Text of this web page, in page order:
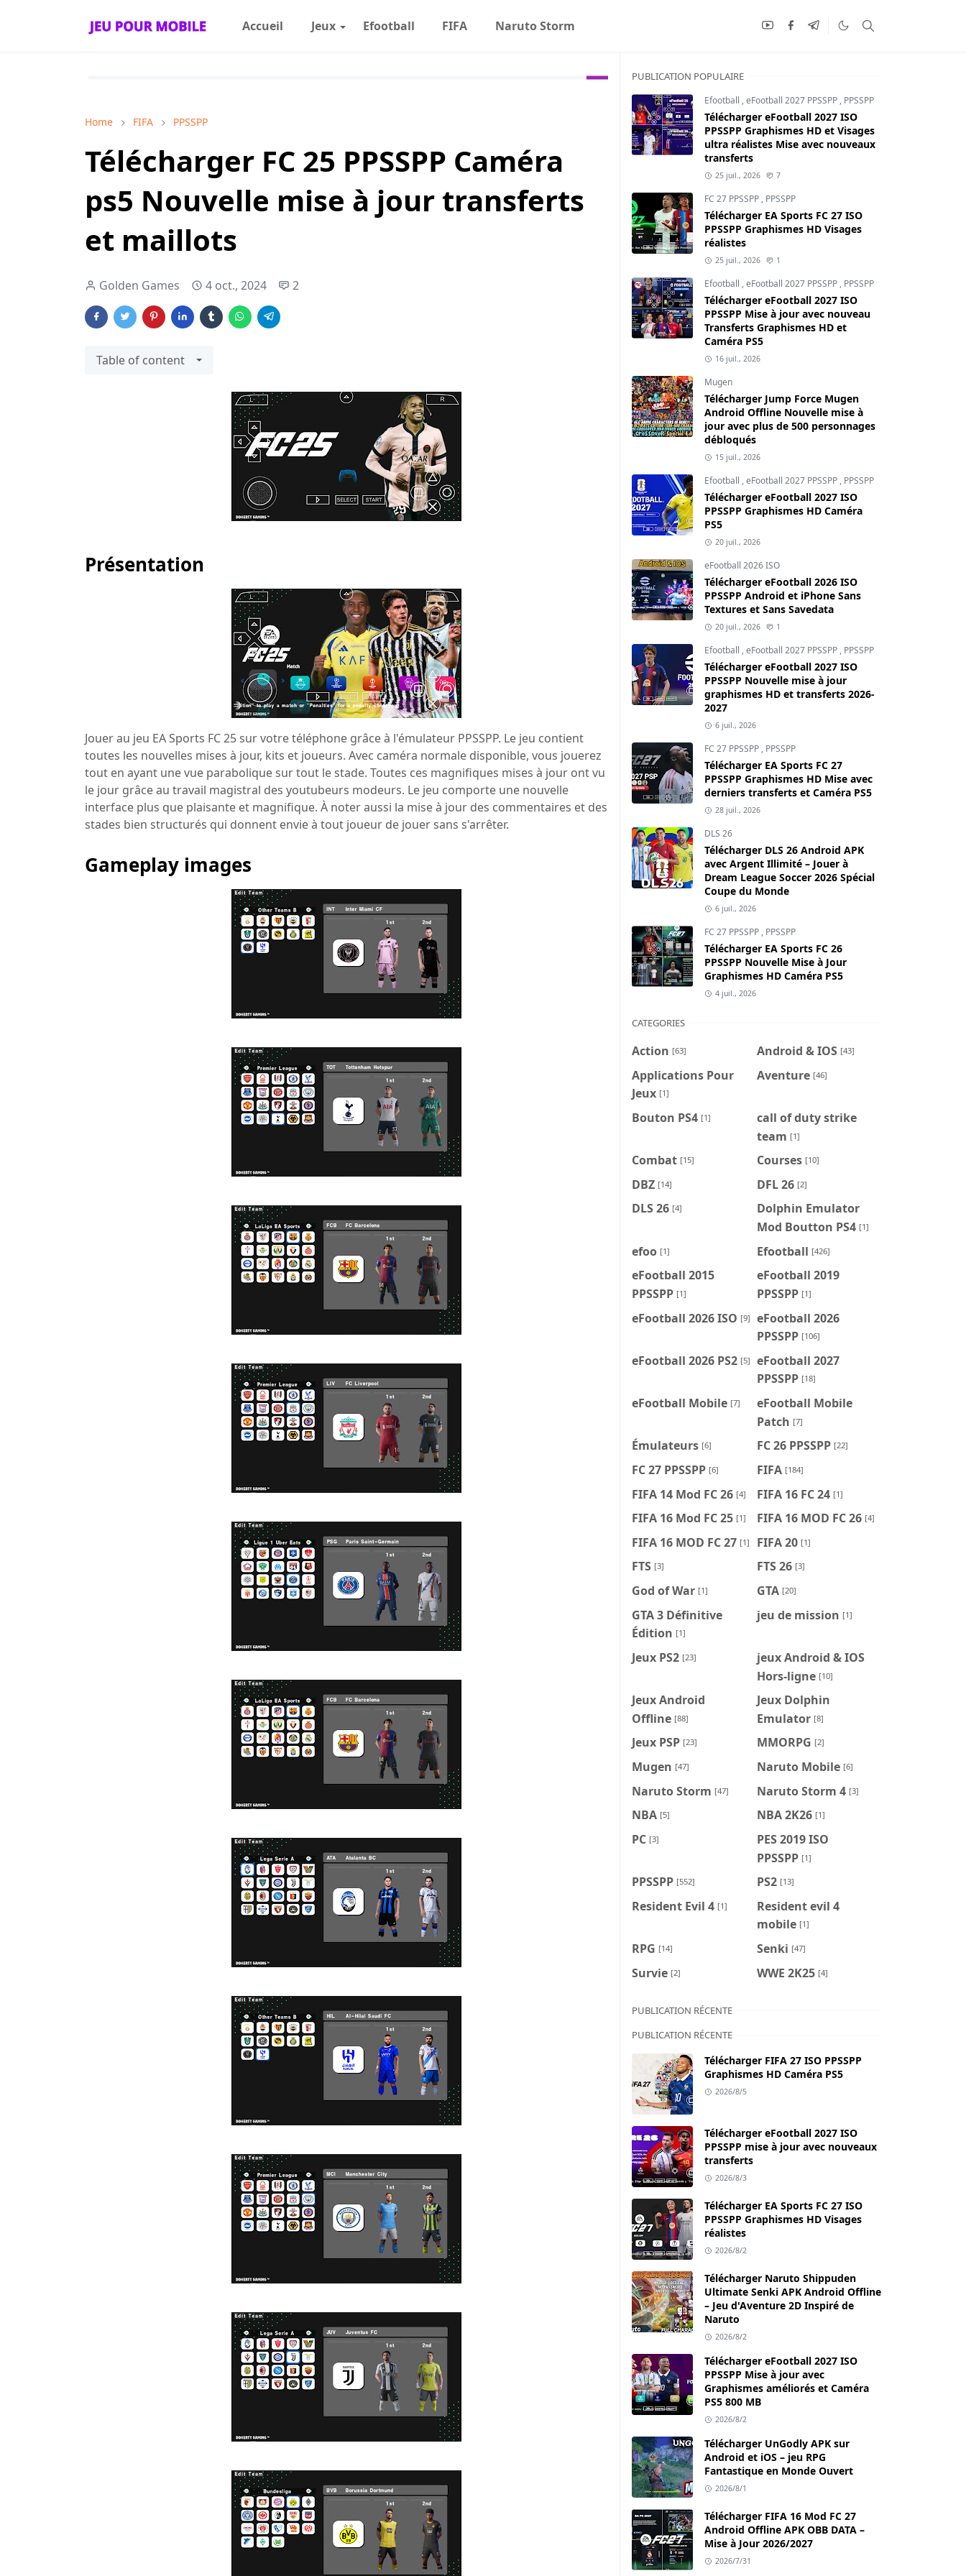
Accueil Jeux Efootball FIFA Naruto Storm
Home FIFA PPSSPP
Télécharger FC 25 PPSSPP Caméra
ps5 Nouvelle mise à jour transferts
et maillots
Golden Games 4 oct., 2024 2
Table of content
Présentation
Jouer au jeu EA Sports FC 25 sur votre téléphone grâce à l'émulateur PPSSPP. Le jeu contient
toutes les nouvelles mises à jour, kits et joueurs. Avec caméra normale disponible, vous jouerez
tout en ayant une vue parabolique sur tout le stade. Toutes ces magnifiques mises à jour ont vu
le jour grâce au travail magistral des youtubeurs modeurs. Le jeu comporte une nouvelle
interface plus que plaisante et magnifique. À noter aussi la mise à jour des commentaires et des
stades bien structurés qui donnent envie à tout joueur de jouer sans s'arrêter.
Gameplay images
PUBLICATION POPULAIRE
Efootball ,eFootball 2027 PPSSPP , PPSSPP
Télécharger eFootball 2027 ISO
PPSSPP Graphismes HD et Visages
ultra réalistes Mise avec nouveaux
transferts
25 juil., 2026 7
FC 27 PPSSPP , PPSSPP
Télécharger EA Sports FC 27 ISO
PPSSPP Graphismes HD Visages
réalistes
25 juil., 2026 1
Efootball ,eFootball 2027 PPSSPP , PPSSPP
Télécharger eFootball 2027 ISO
PPSSPP Mise à jour avec nouveau
Transferts Graphismes HD et
Caméra PS5
16 juil., 2026
Mugen
Télécharger Jump Force Mugen
Android Offline Nouvelle mise à
jour avec plus de 500 personnages
débloqués
15 juil., 2026
Efootball ,eFootball 2027 PPSSPP , PPSSPP
Télécharger eFootball 2027 ISO
PPSSPP Graphismes HD Caméra
PS5
20 juil., 2026
eFootball 2026 ISO
Télécharger eFootball 2026 ISO
PPSSPP Android et iPhone Sans
Textures et Sans Savedata
20 juil., 2026 1
Efootball ,eFootball 2027 PPSSPP , PPSSPP
Télécharger eFootball 2027 ISO
PPSSPP Nouvelle mise à jour
graphismes HD et transferts 2026-
2027
6 juil., 2026
FC 27 PPSSPP , PPSSPP
Télécharger EA Sports FC 27
PPSSPP Graphismes HD Mise avec
derniers transferts et Caméra PS5
28 juil., 2026
DLS 26
Télécharger DLS 26 Android APK
avec Argent Illimité – Jouer à
Dream League Soccer 2026 Spécial
Coupe du Monde
6 juil., 2026
FC 27 PPSSPP , PPSSPP
Télécharger EA Sports FC 26
PPSSPP Nouvelle Mise à Jour
Graphismes HD Caméra PS5
4 juil., 2026
CATEGORIES
Action [63] Android & IOS [43]
Applications Pour
Jeux [1]
Aventure [46]
Bouton PS4 [1]
call of duty strike
team [1]
Combat [15] Courses [10]
DBZ [14] DFL 26 [2]
DLS 26 [4]
Dolphin Emulator
Mod Boutton PS4 [1]
efoo [1] Efootball [426]
eFootball 2015
PPSSPP [1]
eFootball 2019
PPSSPP [1]
eFootball 2026 ISO [9]
eFootball 2026
PPSSPP [106]
eFootball 2026 PS2 [5]
eFootball 2027
PPSSPP [18]
eFootball Mobile [7]
eFootball Mobile
Patch [7]
Émulateurs [6] FC 26 PPSSPP [22]
FC 27 PPSSPP [6] FIFA [184]
FIFA 14 Mod FC 26 [4] FIFA 16 FC 24 [1]
FIFA 16 Mod FC 25 [1] FIFA 16 MOD FC 26 [4]
FIFA 16 MOD FC 27 [1] FIFA 20 [1]
FTS [3] FTS 26 [3]
God of War [1] GTA [20]
GTA 3 Définitive
Édition [1]
jeu de mission [1]
Jeux PS2 [23]
jeux Android & IOS
Hors-ligne [10]
Jeux Android
Offline [88]
Jeux Dolphin
Emulator [8]
Jeux PSP [23] MMORPG [2]
Mugen [47] Naruto Mobile [6]
Naruto Storm [47] Naruto Storm 4 [3]
NBA [5] NBA 2K26 [1]
PC [3]
PES 2019 ISO
PPSSPP [1]
PPSSPP [552] PS2 [13]
Resident Evil 4 [1]
Resident evil 4
mobile [1]
RPG [14] Senki [47]
Survie [2] WWE 2K25 [4]
PUBLICATION RÉCENTE
PUBLICATION RÉCENTE
Télécharger FIFA 27 ISO PPSSPP
Graphismes HD Caméra PS5
2026/8/5
Télécharger eFootball 2027 ISO
PPSSPP mise à jour avec nouveaux
transferts
2026/8/3
Télécharger EA Sports FC 27 ISO
PPSSPP Graphismes HD Visages
réalistes
2026/8/2
Télécharger Naruto Shippuden
Ultimate Senki APK Android Offline
– Jeu d'Aventure 2D Inspiré de
Naruto
2026/8/2
Télécharger eFootball 2027 ISO
PPSSPP Mise à jour avec
Graphismes améliorés et Caméra
PS5 800 MB
2026/8/2
Télécharger UnGodly APK sur
Android et iOS – jeu RPG
Fantastique en Monde Ouvert
2026/8/1
Télécharger FIFA 16 Mod FC 27
Android Offline APK OBB DATA –
Mise à Jour 2026/2027
2026/7/31